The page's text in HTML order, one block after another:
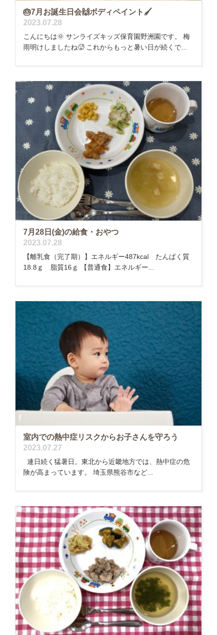
🎂7月お誕生日会🙌ボディペイント🖌
2023.07.28
こんにちは🌞 サンライズキッズ保育園野洲園です。 梅
雨明けしましたね🥵 これからもっと暑い日が続くで...
7月28日(金)の給食・おやつ
2023.07.28
【離乳食（完了期）】エネルギー487kcal たんぱく質
18.8ｇ 脂質16ｇ 【普通食】エネルギー...
室内での熱中症リスクからお子さんを守ろう
2023.07.27
連日続く猛暑日。東北から近畿地方では、熱中症の危
険が高まっています。 埼玉県熊谷市など...